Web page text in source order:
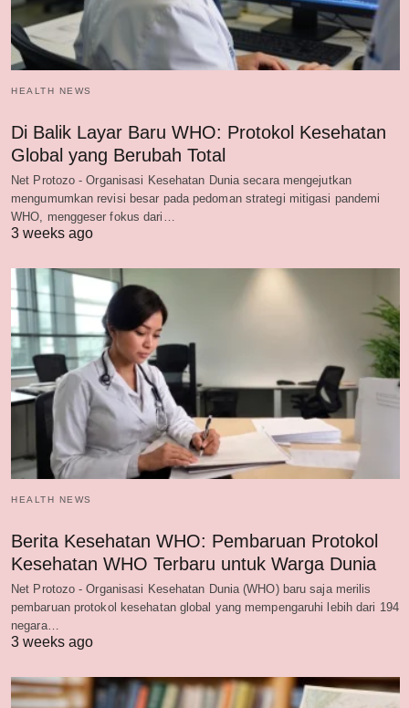
HEALTH NEWS
Di Balik Layar Baru WHO: Protokol Kesehatan
Global yang Berubah Total
Net Protozo - Organisasi Kesehatan Dunia secara mengejutkan
mengumumkan revisi besar pada pedoman strategi mitigasi pandemi
WHO, menggeser fokus dari…
3 weeks ago
HEALTH NEWS
Berita Kesehatan WHO: Pembaruan Protokol
Kesehatan WHO Terbaru untuk Warga Dunia
Net Protozo - Organisasi Kesehatan Dunia (WHO) baru saja merilis
pembaruan protokol kesehatan global yang mempengaruhi lebih dari 194
negara…
3 weeks ago